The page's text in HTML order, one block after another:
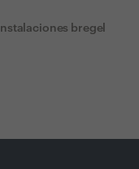
Instalaciones bregel